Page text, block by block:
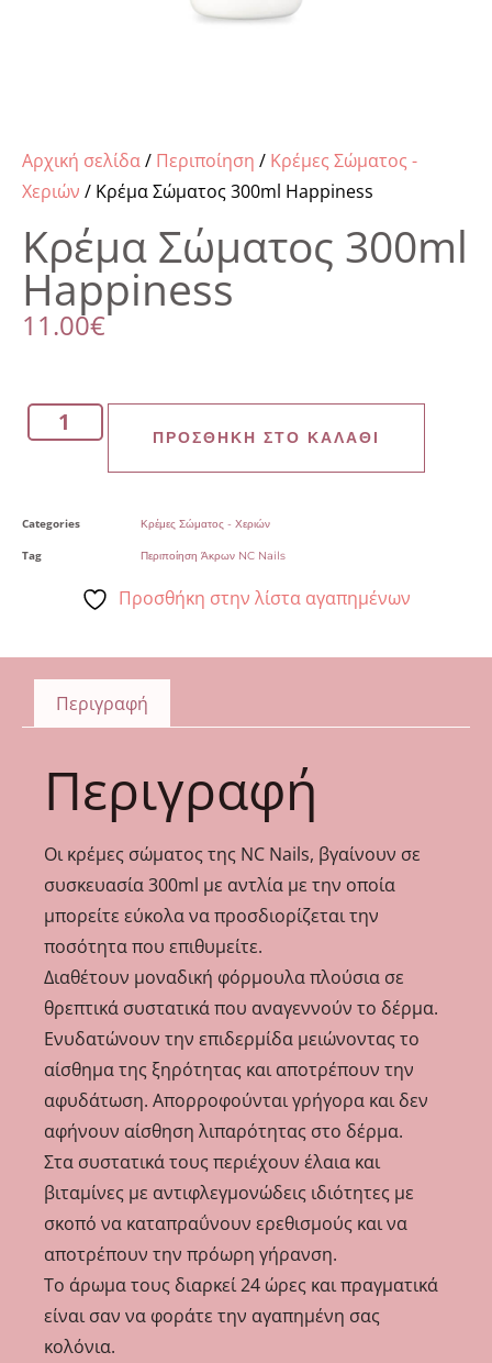
Αρχική σελίδα/ Περιποίηση / Κρέμες Σώματος -
Χεριών / Κρέμα Σώματος 300ml Happiness
Κρέμα Σώματος 300ml
Happiness
11.00€
ΠΡΟΣΘΉΚΗ ΣΤΟ ΚΑΛΆΘΙ
Categories Κρέμες Σώματος - Χεριών
Tag Περιποίηση Άκρων NC Nails
Προσθήκη στην λίστα αγαπημένων
Περιγραφή
Περιγραφή
Οι κρέμες σώματος της NC Nails, βγαίνουν σε
συσκευασία 300ml με αντλία με την οποία
μπορείτε εύκολα να προσδιορίζεται την
ποσότητα που επιθυμείτε.
Διαθέτουν μοναδική φόρμουλα πλούσια σε
θρεπτικά συστατικά που αναγεννούν το δέρμα.
Ενυδατώνουν την επιδερμίδα μειώνοντας το
αίσθημα της ξηρότητας και αποτρέπουν την
αφυδάτωση. Απορροφούνται γρήγορα και δεν
αφήνουν αίσθηση λιπαρότητας στο δέρμα.
Στα συστατικά τους περιέχουν έλαια και
βιταμίνες με αντιφλεγμονώδεις ιδιότητες με
σκοπό να καταπραΰνουν ερεθισμούς και να
αποτρέπουν την πρόωρη γήρανση.
Το άρωμα τους διαρκεί 24 ώρες και πραγματικά
είναι σαν να φοράτε την αγαπημένη σας
κολόνια.